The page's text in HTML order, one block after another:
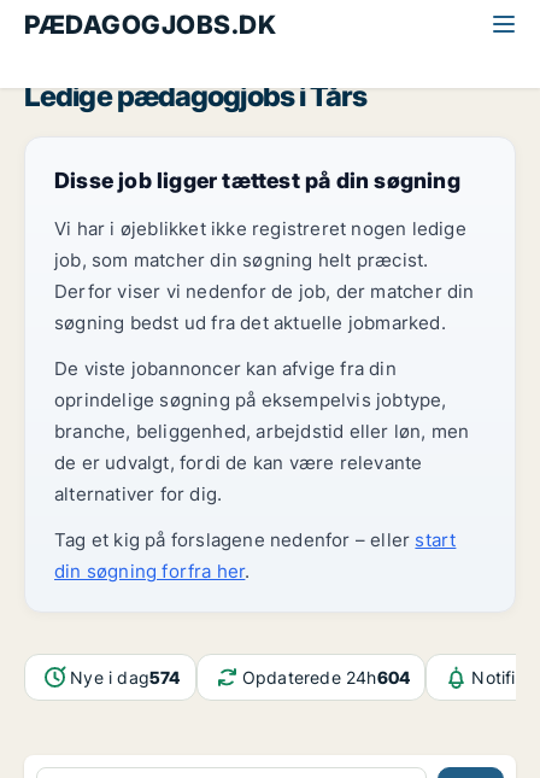
PÆDAGOGJOBS.DK
Ledige pædagogjobs i Tårs
Disse job ligger tættest på din søgning
Vi har i øjeblikket ikke registreret nogen ledige
job, som matcher din søgning helt præcist.
Derfor viser vi nedenfor de job, der matcher din
søgning bedst ud fra det aktuelle jobmarked.
De viste jobannoncer kan afvige fra din
oprindelige søgning på eksempelvis jobtype,
branche, beliggenhed, arbejdstid eller løn, men
de er udvalgt, fordi de kan være relevante
alternativer for dig.
Tag et kig på forslagene nedenfor – eller start
din søgning forfra her.
Nye i dag574 Opdaterede 24h604